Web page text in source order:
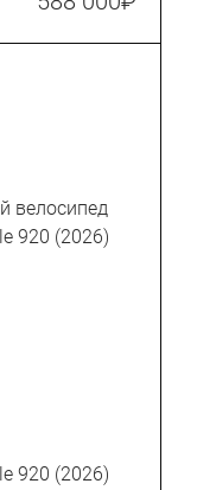
920 (2026)